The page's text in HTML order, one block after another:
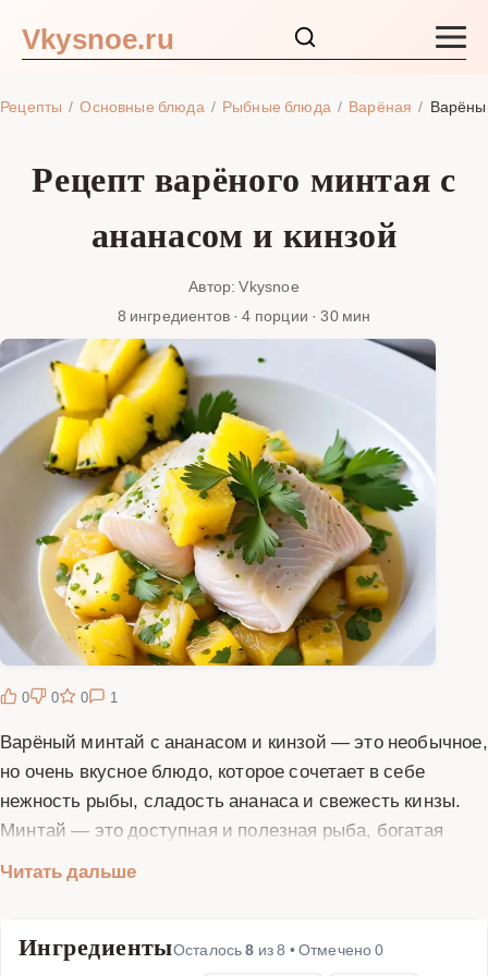
Vkysnoe.ru
Рецепты Основные блюда Рыбные блюда Варёная
Рецепт варёного минтая с
ананасом и кинзой
Автор: Vkysnoe
8 ингредиентов · 4 порции · 30 мин
0 0 0 1
Варёный минтай с ананасом и кинзой — это необычное,
но очень вкусное блюдо, которое сочетает в себе
нежность рыбы, сладость ананаса и свежесть кинзы.
Минтай — это доступная и полезная рыба, богатая
экзотическую нотку и лёгкую кислинку, а кинза
этого блюда вам понадобится свежий минтай,
Читать дальше
ИнгредиентыОсталось8 из8 • Отмечено0